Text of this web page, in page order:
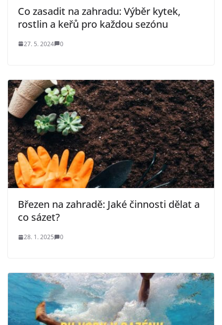
Co zasadit na zahradu: Výběr kytek,
rostlin a keřů pro každou sezónu
27. 5. 2024 0
Březen na zahradě: Jaké činnosti dělat a
co sázet?
28. 1. 2025 0